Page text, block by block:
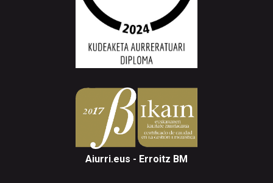
Aiurri.eus - Erroitz BM